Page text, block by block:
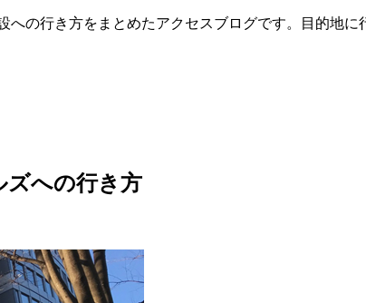
の行き方をまとめたアクセスブログです。目的地に
ズへの行き方